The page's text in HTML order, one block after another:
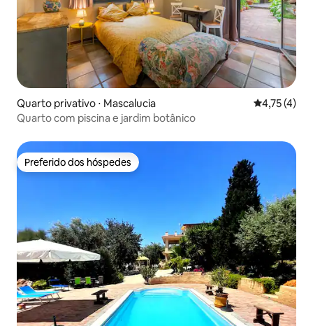
Quarto privativo ⋅ Mascalucia 4,75 de
4,75 (4)
Quarto com piscina e jardim botânico
Preferido dos hóspedes
Preferido dos hóspedes